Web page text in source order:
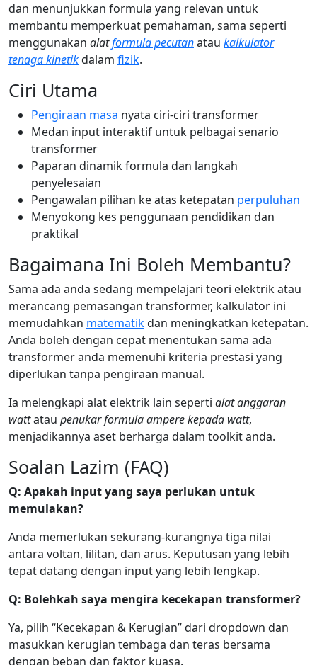
dan menunjukkan formula yang relevan untuk
membantu memperkuat pemahaman, sama seperti
menggunakan alatformula pecutanatau kalkulator
tenaga kinetikdalam fizik.
Ciri Utama
Pengiraan masa nyata ciri-ciri transformer
Medan input interaktif untuk pelbagai senario
transformer
Paparan dinamik formula dan langkah
penyelesaian
Pengawalan pilihan ke atas ketepatan perpuluhan
Menyokong kes penggunaan pendidikan dan
praktikal
Bagaimana Ini Boleh Membantu?
Sama ada anda sedang mempelajari teori elektrik atau
merancang pemasangan transformer, kalkulator ini
memudahkan matematikdan meningkatkan ketepatan.
Anda boleh dengan cepat menentukan sama ada
transformer anda memenuhi kriteria prestasi yang
diperlukan tanpa pengiraan manual.
Ia melengkapi alat elektrik lain seperti alat anggaran
wattatau penukar formula ampere kepada watt,
menjadikannya aset berharga dalam toolkit anda.
Soalan Lazim (FAQ)
Q: Apakah input yang saya perlukan untuk
memulakan?
Anda memerlukan sekurang-kurangnya tiga nilai
antara voltan, lilitan, dan arus. Keputusan yang lebih
tepat datang dengan input yang lebih lengkap.
Q: Bolehkah saya mengira kecekapan transformer?
Ya, pilih “Kecekapan & Kerugian” dari dropdown dan
masukkan kerugian tembaga dan teras bersama
dengan beban dan faktor kuasa.